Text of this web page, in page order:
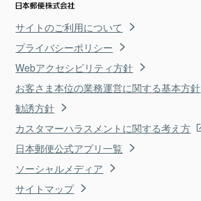
サイトのご利用について
プライバシーポリシー
Webアクセシビリティ方針
お客さま本位の業務運営に関する基本方針
勧誘方針
カスタマーハラスメントに関する考え方
日本郵便公式アプリ一覧
ソーシャルメディア
サイトマップ